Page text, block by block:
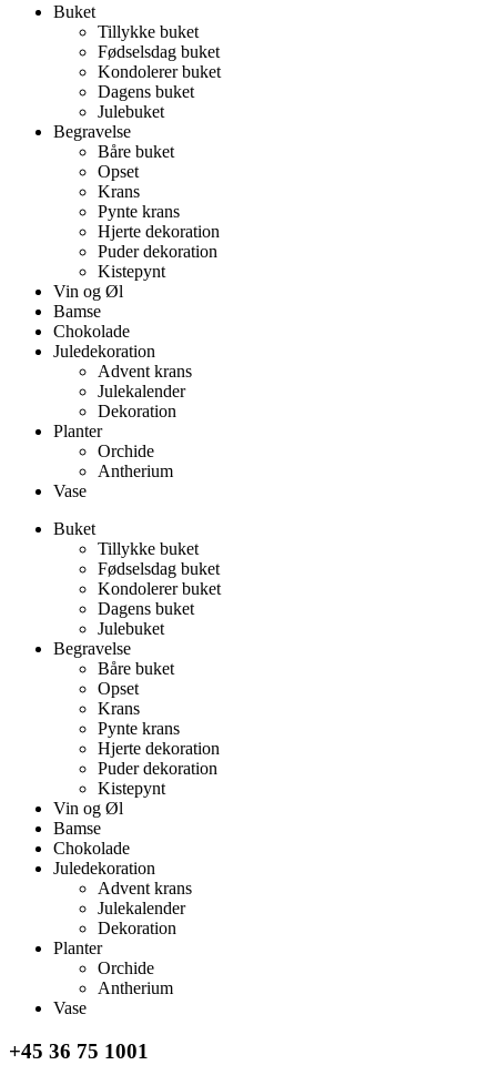
Buket
Tillykke buket
Fødselsdag buket
Kondolerer buket
Dagens buket
Julebuket
Begravelse
Båre buket
Opset
Krans
Pynte krans
Hjerte dekoration
Puder dekoration
Kistepynt
Vin og Øl
Bamse
Chokolade
Juledekoration
Advent krans
Julekalender
Dekoration
Planter
Orchide
Antherium
Vase
Buket
Tillykke buket
Fødselsdag buket
Kondolerer buket
Dagens buket
Julebuket
Begravelse
Båre buket
Opset
Krans
Pynte krans
Hjerte dekoration
Puder dekoration
Kistepynt
Vin og Øl
Bamse
Chokolade
Juledekoration
Advent krans
Julekalender
Dekoration
Planter
Orchide
Antherium
Vase
+45 36 75 1001